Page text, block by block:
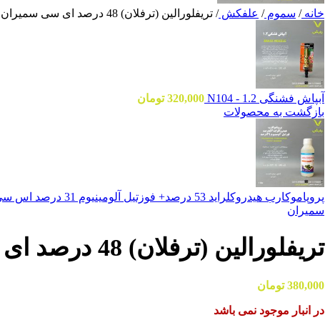
خانه/ سموم/ علفکش/ تریفلورالین (ترفلان) 48 درصد ای سی سمیران 1 لیتری
آبپاش فشنگی 1.2 - N104 320,000 تومان
بازگشت به محصولات
پروپاموکارب هیدروکلراید 53 درصد+ فوزتیل آلومینیوم 31 درصد اس سی (پریویکور انرژی) گیتا شیمی سهند 1 لیتری
سمیران
تریفلورالین (ترفلان) 48 درصد ای سی سمیران 1 لیتری
380,000 تومان
در انبار موجود نمی باشد